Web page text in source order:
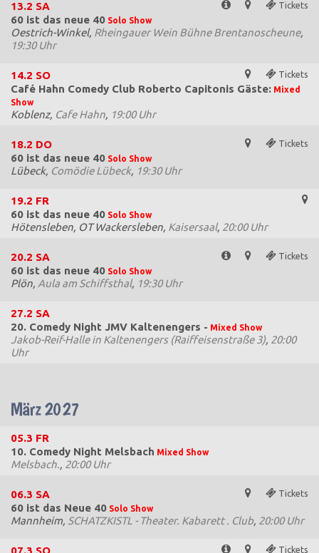
Tickets
13.2 SA
60 ist das neue 40 Solo Show
Oestrich-Winkel, Rheingauer Wein Bühne Brentanoscheune,
19:30 Uhr
Tickets
14.2 SO
Café Hahn Comedy Club Roberto Capitonis Gäste: Mixed
Show
Koblenz, Cafe Hahn, 19:00 Uhr
Tickets
18.2 DO
60 ist das neue 40 Solo Show
Lübeck, Comödie Lübeck, 19:30 Uhr
19.2 FR
60 ist das neue 40 Solo Show
Hötensleben, OT Wackersleben, Kaisersaal, 20:00 Uhr
Tickets
20.2 SA
60 ist das neue 40 Solo Show
Plön, Aula am Schiffsthal, 19:30 Uhr
27.2 SA
20. Comedy Night JMV Kaltenengers - Mixed Show
Jakob-Reif-Halle in Kaltenengers (Raiffeisenstraße 3), 20:00
Uhr
März 2027
05.3 FR
10. Comedy Night Melsbach Mixed Show
Melsbach., 20:00 Uhr
Tickets
06.3 SA
60 ist das Neue 40 Solo Show
Mannheim, SCHATZKISTL - Theater. Kabarett . Club, 20:00 Uhr
Tickets